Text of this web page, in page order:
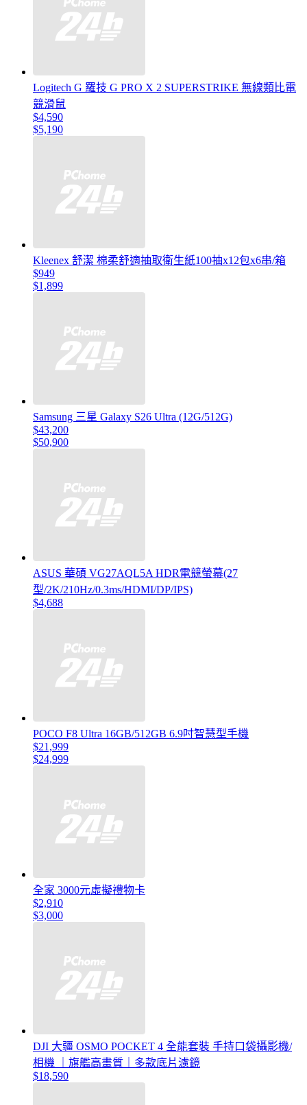
Logitech G 羅技 G PRO X 2 SUPERSTRIKE 無線類比電
競滑鼠
$4,590
$5,190
Kleenex 舒潔 棉柔舒適抽取衛生紙100抽x12包x6串/箱
$949
$1,899
Samsung 三星 Galaxy S26 Ultra (12G/512G)
$43,200
$50,900
ASUS 華碩 VG27AQL5A HDR電競螢幕(27
型/2K/210Hz/0.3ms/HDMI/DP/IPS)
$4,688
POCO F8 Ultra 16GB/512GB 6.9吋智慧型手機
$21,999
$24,999
全家 3000元虛擬禮物卡
$2,910
$3,000
DJI 大疆 OSMO POCKET 4 全能套裝 手持口袋攝影機/
相機 ｜旗艦高畫質｜多款底片濾鏡
$18,590